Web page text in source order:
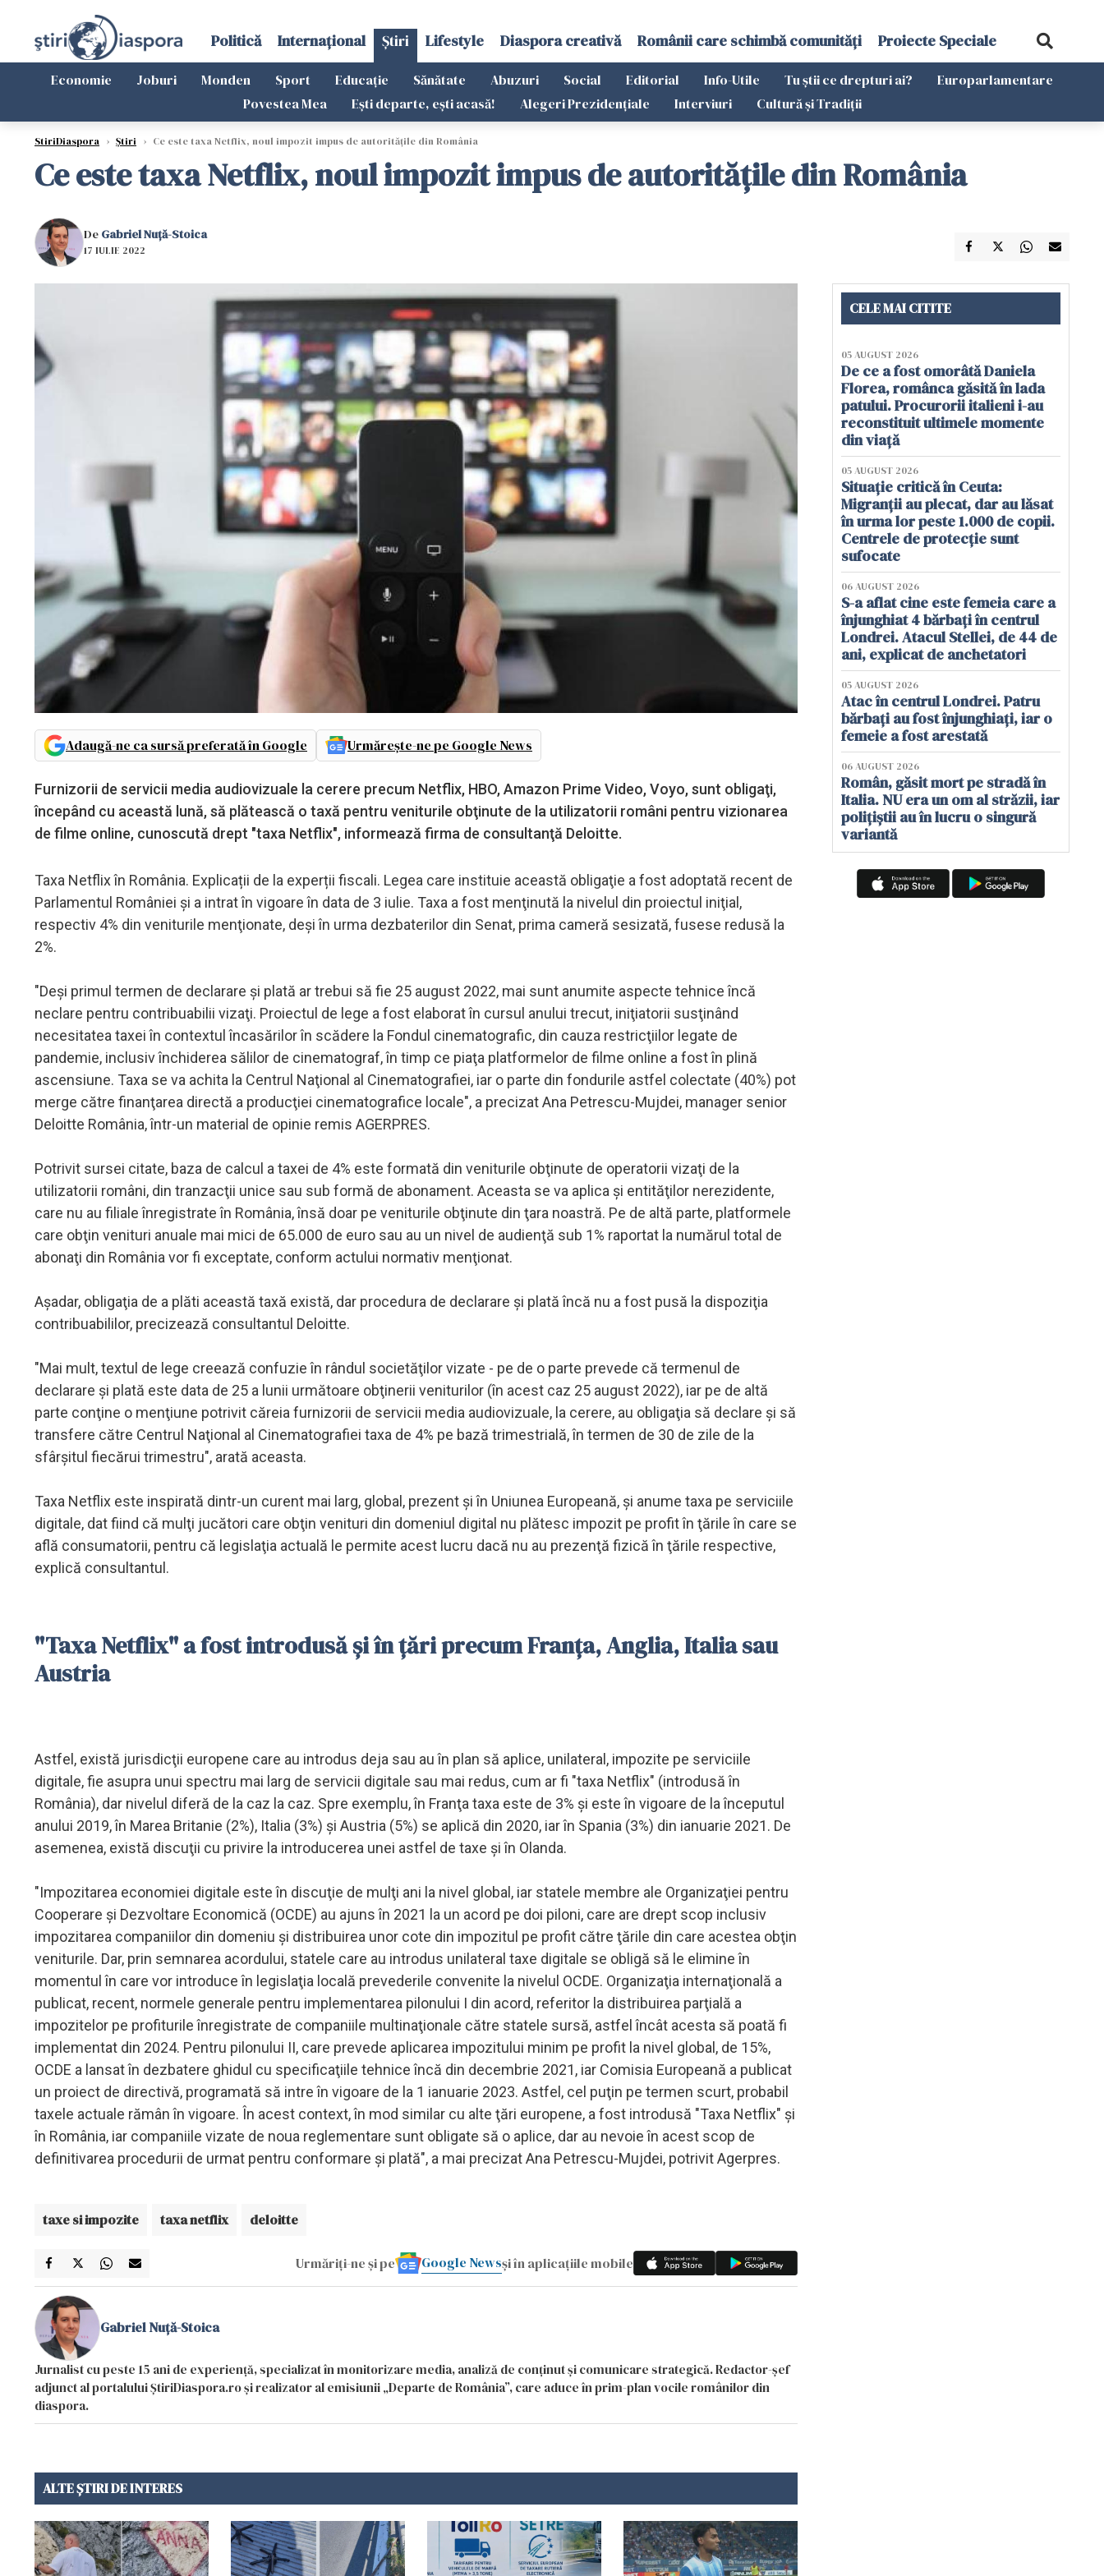
Politică Internațional Știri Lifestyle Diaspora creativă Românii care schimbă comunități Proiecte Speciale
Economie Joburi Monden Sport Educație Sănătate Abuzuri Social Editorial Info-Utile Tu știi ce drepturi ai?
Europarlamentare
Povestea Mea
Ești departe, ești acasă! Alegeri Prezidențiale Interviuri Cultură și Tradiții
StiriDiaspora › Știri › Ce este taxa Netflix, noul impozit impus de autoritățile din România
Ce este taxa Netflix, noul impozit impus de autoritățile din România
De Gabriel Nuță-Stoica
17 IULIE 2022
Adaugă-ne ca sursă preferată în Google Urmărește-ne pe Google News
Furnizorii de servicii media audiovizuale la cerere precum Netflix, HBO, Amazon Prime Video, Voyo, sunt obligaţi,
începând cu această lună, să plătească o taxă pentru veniturile obţinute de la utilizatorii români pentru vizionarea
de filme online, cunoscută drept "taxa Netflix", informează firma de consultanţă Deloitte.
Taxa Netflix în România. Explicații de la experții fiscali. Legea care instituie această obligaţie a fost adoptată recent de
Parlamentul României şi a intrat în vigoare în data de 3 iulie. Taxa a fost menţinută la nivelul din proiectul iniţial,
respectiv 4% din veniturile menţionate, deşi în urma dezbaterilor din Senat, prima cameră sesizată, fusese redusă la
2%.
"Deşi primul termen de declarare şi plată ar trebui să fie 25 august 2022, mai sunt anumite aspecte tehnice încă
neclare pentru contribuabilii vizaţi. Proiectul de lege a fost elaborat în cursul anului trecut, iniţiatorii susţinând
necesitatea taxei în contextul încasărilor în scădere la Fondul cinematografic, din cauza restricţiilor legate de
pandemie, inclusiv închiderea sălilor de cinematograf, în timp ce piaţa platformelor de filme online a fost în plină
ascensiune. Taxa se va achita la Centrul Naţional al Cinematografiei, iar o parte din fondurile astfel colectate (40%) pot
merge către finanţarea directă a producţiei cinematografice locale", a precizat Ana Petrescu-Mujdei, manager senior
Deloitte România, într-un material de opinie remis AGERPRES.
Potrivit sursei citate, baza de calcul a taxei de 4% este formată din veniturile obţinute de operatorii vizaţi de la
utilizatorii români, din tranzacţii unice sau sub formă de abonament. Aceasta se va aplica şi entităţilor nerezidente,
care nu au filiale înregistrate în România, însă doar pe veniturile obţinute din ţara noastră. Pe de altă parte, platformele
care obţin venituri anuale mai mici de 65.000 de euro sau au un nivel de audienţă sub 1% raportat la numărul total de
abonaţi din România vor fi exceptate, conform actului normativ menţionat.
Aşadar, obligaţia de a plăti această taxă există, dar procedura de declarare şi plată încă nu a fost pusă la dispoziţia
contribuabililor, precizează consultantul Deloitte.
"Mai mult, textul de lege creează confuzie în rândul societăţilor vizate - pe de o parte prevede că termenul de
declarare şi plată este data de 25 a lunii următoare obţinerii veniturilor (în acest caz 25 august 2022), iar pe de altă
parte conţine o menţiune potrivit căreia furnizorii de servicii media audiovizuale, la cerere, au obligaţia să declare şi să
transfere către Centrul Naţional al Cinematografiei taxa de 4% pe bază trimestrială, în termen de 30 de zile de la
sfârşitul fiecărui trimestru", arată aceasta.
Taxa Netflix este inspirată dintr-un curent mai larg, global, prezent şi în Uniunea Europeană, şi anume taxa pe serviciile
digitale, dat fiind că mulţi jucători care obţin venituri din domeniul digital nu plătesc impozit pe profit în ţările în care se
află consumatorii, pentru că legislaţia actuală le permite acest lucru dacă nu au prezenţă fizică în ţările respective,
explică consultantul.
"Taxa Netflix" a fost introdusă și în țări precum Franța, Anglia, Italia sau
Austria
Astfel, există jurisdicţii europene care au introdus deja sau au în plan să aplice, unilateral, impozite pe serviciile
digitale, fie asupra unui spectru mai larg de servicii digitale sau mai redus, cum ar fi "taxa Netflix" (introdusă în
România), dar nivelul diferă de la caz la caz. Spre exemplu, în Franţa taxa este de 3% şi este în vigoare de la începutul
anului 2019, în Marea Britanie (2%), Italia (3%) şi Austria (5%) se aplică din 2020, iar în Spania (3%) din ianuarie 2021. De
asemenea, există discuţii cu privire la introducerea unei astfel de taxe şi în Olanda.
"Impozitarea economiei digitale este în discuţie de mulţi ani la nivel global, iar statele membre ale Organizaţiei pentru
Cooperare şi Dezvoltare Economică (OCDE) au ajuns în 2021 la un acord pe doi piloni, care are drept scop inclusiv
impozitarea companiilor din domeniu şi distribuirea unor cote din impozitul pe profit către ţările din care acestea obţin
veniturile. Dar, prin semnarea acordului, statele care au introdus unilateral taxe digitale se obligă să le elimine în
momentul în care vor introduce în legislaţia locală prevederile convenite la nivelul OCDE. Organizaţia internaţională a
publicat, recent, normele generale pentru implementarea pilonului I din acord, referitor la distribuirea parţială a
impozitelor pe profiturile înregistrate de companiile multinaţionale către statele sursă, astfel încât acesta să poată fi
implementat din 2024. Pentru pilonului II, care prevede aplicarea impozitului minim pe profit la nivel global, de 15%,
OCDE a lansat în dezbatere ghidul cu specificaţiile tehnice încă din decembrie 2021, iar Comisia Europeană a publicat
un proiect de directivă, programată să intre în vigoare de la 1 ianuarie 2023. Astfel, cel puţin pe termen scurt, probabil
taxele actuale rămân în vigoare. În acest context, în mod similar cu alte ţări europene, a fost introdusă "Taxa Netflix" şi
în România, iar companiile vizate de noua reglementare sunt obligate să o aplice, dar au nevoie în acest scop de
definitivarea procedurii de urmat pentru conformare şi plată", a mai precizat Ana Petrescu-Mujdei, potrivit Agerpres.
taxe si impozite taxa netflix deloitte
Urmăriți-ne și pe Google Newsși în aplicațiile mobile
Gabriel Nuță-Stoica
Jurnalist cu peste 15 ani de experiență, specializat în monitorizare media, analiză de conținut și comunicare strategică. Redactor-șef
adjunct al portalului ȘtiriDiaspora.ro și realizator al emisiunii „Departe de România”, care aduce în prim-plan vocile românilor din
diaspora.
ALTE ȘTIRI DE INTERES
CELE MAI CITITE
05 AUGUST 2026
De ce a fost omorâtă Daniela
Florea, românca găsită în lada
patului. Procurorii italieni i-au
reconstituit ultimele momente
din viață
05 AUGUST 2026
Situație critică în Ceuta:
Migranții au plecat, dar au lăsat
în urma lor peste 1.000 de copii.
Centrele de protecție sunt
sufocate
06 AUGUST 2026
S-a aflat cine este femeia care a
înjunghiat 4 bărbați în centrul
Londrei. Atacul Stellei, de 44 de
ani, explicat de anchetatori
05 AUGUST 2026
Atac în centrul Londrei. Patru
bărbați au fost înjunghiați, iar o
femeie a fost arestată
06 AUGUST 2026
Român, găsit mort pe stradă în
Italia. NU era un om al străzii, iar
polițiștii au în lucru o singură
variantă